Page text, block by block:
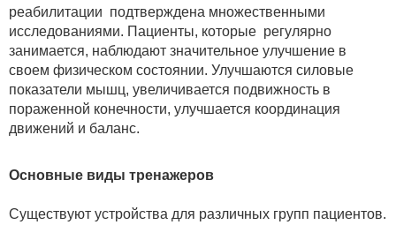
реабилитации подтверждена множественными
исследованиями. Пациенты, которые регулярно
занимается, наблюдают значительное улучшение в
своем физическом состоянии. Улучшаются силовые
показатели мышц, увеличивается подвижность в
пораженной конечности, улучшается координация
движений и баланс.
Основные виды тренажеров
Существуют устройства для различных групп пациентов.